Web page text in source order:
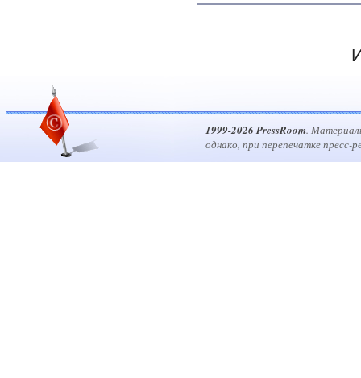
1999-2026 PressRoom.
однако, при перепечатке пресс-